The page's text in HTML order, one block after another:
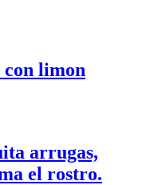
con limon
arrugas,
el rostro.